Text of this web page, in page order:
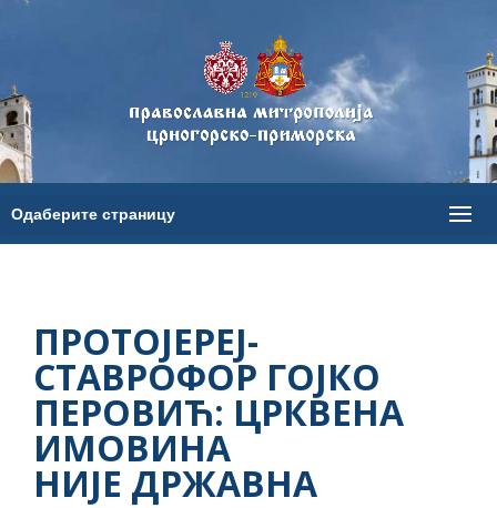
ПРОТОЈЕРЕЈ-
СТАВРОФОР ГОЈКО
ПЕРОВИЋ: ЦРКВЕНА
ИМОВИНА
НИЈЕ ДРЖАВНА